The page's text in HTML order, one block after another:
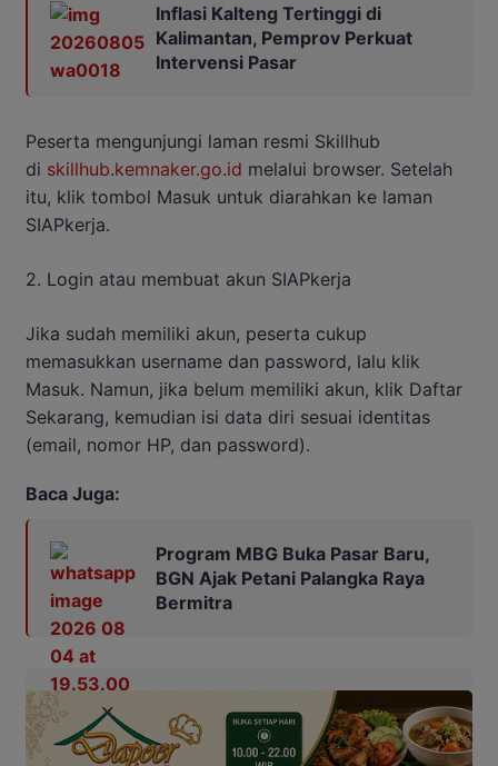
Inflasi Kalteng Tertinggi di
Kalimantan, Pemprov Perkuat
Intervensi Pasar
Peserta mengunjungi laman resmi Skillhub
di skillhub.kemnaker.go.id melalui browser. Setelah
itu, klik tombol Masuk untuk diarahkan ke laman
SIAPkerja.
2. Login atau membuat akun SIAPkerja
Jika sudah memiliki akun, peserta cukup
memasukkan username dan password, lalu klik
Masuk. Namun, jika belum memiliki akun, klik Daftar
Sekarang, kemudian isi data diri sesuai identitas
(email, nomor HP, dan password).
Baca Juga:
Program MBG Buka Pasar Baru,
BGN Ajak Petani Palangka Raya
Bermitra